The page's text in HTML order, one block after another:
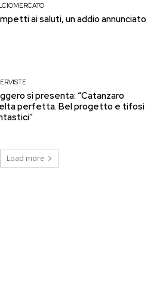
ai saluti, un addio annunciato
si presenta: “Catanzaro
perfetta. Bel progetto e tifosi
Load more